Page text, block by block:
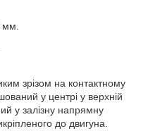
зрізом на контактному
у центрі у верхній
у залізну напрямну
до двигуна.